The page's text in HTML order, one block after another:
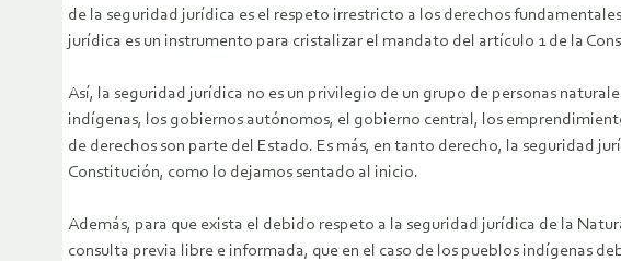
de la seguridad jurídica es el respeto irrestricto a los derechos
jurídica es un instrumento para cristalizar el mandato del artículo 1 de la
Así, la seguridad jurídica no es un privilegio de un grupo de personas
indígenas, los gobiernos autónomos, el gobierno central, los
de derechos son parte del Estado. Es más, en tanto derecho, la seguridad
Constitución, como lo dejamos sentado al inicio.
Además, para que exista el debido respeto a la seguridad jurídica de la
consulta previa libre e informada, que en el caso de los pueblos indígenas